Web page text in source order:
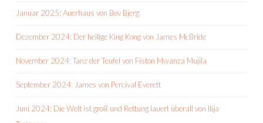
Januar 2025: Auerhaus von Bov Bjerg
Dezember 2024: Der heilige King Kong von James McBride
November 2024: Tanz der Teufel von Fiston Mwanza Mujila
September 2024: James von Percival Everett
Juni 2024: Die Welt ist groß und Rettung lauert überall von Ilija